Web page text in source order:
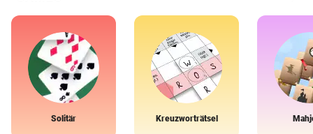
Solitär Kreuzworträtsel